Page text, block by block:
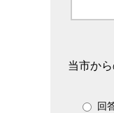
当市か
回